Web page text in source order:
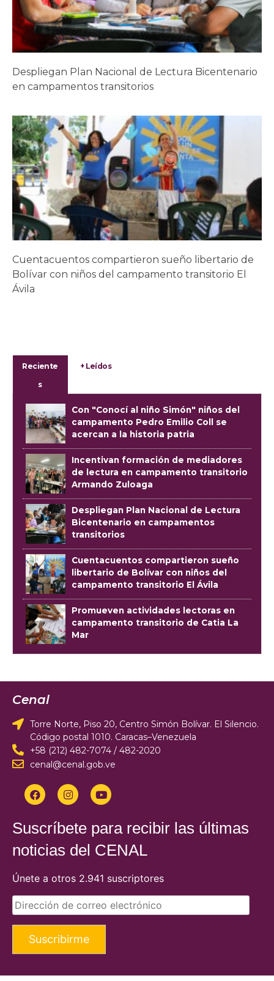
Despliegan Plan Nacional de Lectura Bicentenario
en campamentos transitorios
Cuentacuentos compartieron sueño libertario de
Bolívar con niños del campamento transitorio El
Ávila
Reciente
s
+ Leídos
Con "Conocí al niño Simón" niños del
campamento Pedro Emilio Coll se
acercan a la historia patria
Incentivan formación de mediadores
de lectura en campamento transitorio
Armando Zuloaga
Despliegan Plan Nacional de Lectura
Bicentenario en campamentos
transitorios
Cuentacuentos compartieron sueño
libertario de Bolívar con niños del
campamento transitorio El Ávila
Promueven actividades lectoras en
campamento transitorio de Catia La
Mar
Cenal
Torre Norte, Piso 20, Centro Simón Bolívar. El Silencio.
Código postal 1010. Caracas–Venezuela
+58 (212) 482-7074 / 482-2020
cenal@cenal.gob.ve
Suscríbete para recibir las últimas
noticias del CENAL
Únete a otros 2.941 suscriptores
Suscribirme